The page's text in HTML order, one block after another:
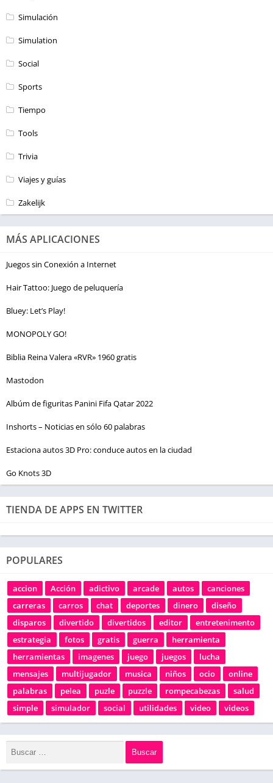
Simulación
Simulation
Social
Sports
Tiempo
Tools
Trivia
Viajes y guías
Zakelijk
MÁS APLICACIONES
Juegos sin Conexión a Internet
Hair Tattoo: Juego de peluquería
Bluey: Let’s Play!
MONOPOLY GO!
Biblia Reina Valera «RVR» 1960 gratis
Mastodon
Albúm de figuritas Panini Fifa Qatar 2022
Inshorts – Noticias en sólo 60 palabras
Estaciona autos 3D Pro: conduce autos en la ciudad
Go Knots 3D
TIENDA DE APPS EN TWITTER
POPULARES
accion Acción adictivo arcade autos
canciones
carreras
carros chat deportes dinero
diseño
disparos
divertido divertidos editor
entretenimento
estrategia
fotos gratis guerra
herramienta
herramientas
imagenes juego juegos
lucha
mensajes
multijugador musica niños ocio
online
palabras
pelea puzle puzzle rompecabezas
salud
simple
simulador social utilidades video videos